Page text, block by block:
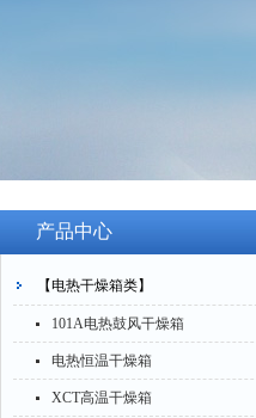
产品中心
【电热干燥箱类】
101A电热鼓风干燥箱
电热恒温干燥箱
XCT高温干燥箱